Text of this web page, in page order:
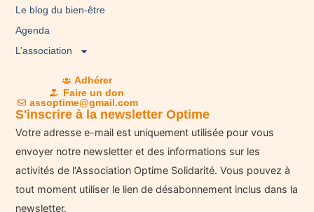
Le blog du bien-être
Agenda
L’association
Adhérer
Faire un don
assoptime@gmail.com
S'inscrire à la newsletter Optime
Votre adresse e-mail est uniquement utilisée pour vous
envoyer notre newsletter et des informations sur les
activités de l'Association Optime Solidarité. Vous pouvez à
tout moment utiliser le lien de désabonnement inclus dans la
newsletter.